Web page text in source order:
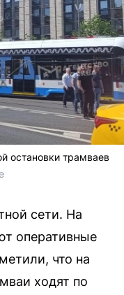
остановки трамваев
сети. На
оперативные
что на
ходят по